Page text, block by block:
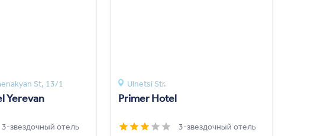
St, 13/1
Yerevan
3-звездочный отель
Ulnetsi Str.
Primer Hotel
3-звездочный отель